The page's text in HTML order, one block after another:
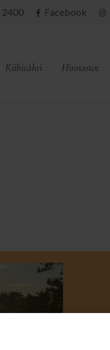
2400 Facebook
Riihitähti Hinnastot